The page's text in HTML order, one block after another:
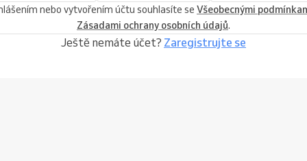
nebo vytvořením účtu souhlasíte se Všeobecnými
Zásadami ochrany osobních údajů.
Ještě nemáte účet? Zaregistrujte se